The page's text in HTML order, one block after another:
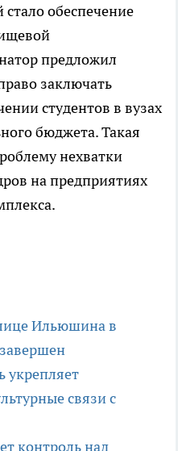
обеспечение
предложил
заключать
студентов в вузах
бюджета. Такая
нехватки
на предприятиях
Ильюшина в
укрепляет
связи с
контроль над